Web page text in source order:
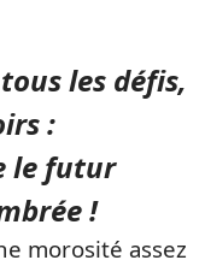
les défis,
:
!
morosité assez